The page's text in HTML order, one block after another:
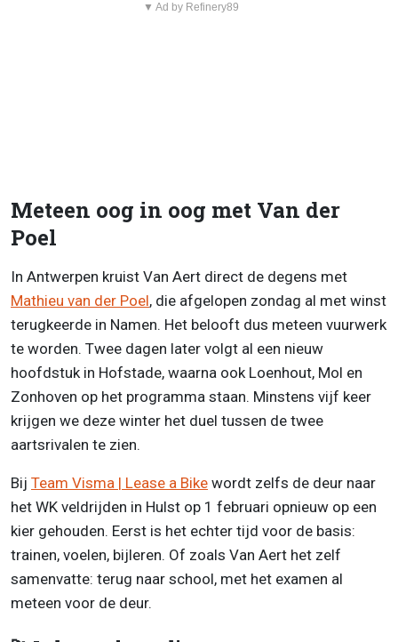
▼ Ad by Refinery89
Meteen oog in oog met Van der
Poel
In Antwerpen kruist Van Aert direct de degens met
Mathieu van der Poel, die afgelopen zondag al met winst
terugkeerde in Namen. Het belooft dus meteen vuurwerk
te worden. Twee dagen later volgt al een nieuw
hoofdstuk in Hofstade, waarna ook Loenhout, Mol en
Zonhoven op het programma staan. Minstens vijf keer
krijgen we deze winter het duel tussen de twee
aartsrivalen te zien.
Bij Team Visma | Lease a Bike wordt zelfs de deur naar
het WK veldrijden in Hulst op 1 februari opnieuw op een
kier gehouden. Eerst is het echter tijd voor de basis:
trainen, voelen, bijleren. Of zoals Van Aert het zelf
samenvatte: terug naar school, met het examen al
meteen voor de deur.